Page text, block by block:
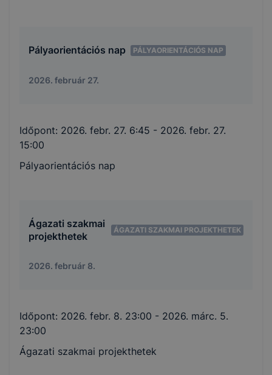
Pályaorientációs nap PÁLYAORIENTÁCIÓS NAP
2026. február 27.
Időpont: 2026. febr. 27. 6:45 - 2026. febr. 27.
15:00
Pályaorientációs nap
Ágazati szakmai
projekthetek
ÁGAZATI SZAKMAI PROJEKTHETEK
2026. február 8.
Időpont: 2026. febr. 8. 23:00 - 2026. márc. 5.
23:00
Ágazati szakmai projekthetek